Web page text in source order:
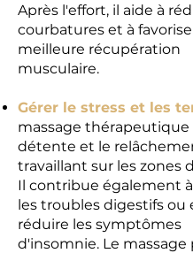
Après l'effort, il aide à
courbatures et à
meilleure récupération
musculaire.
Gérer le stress et les
massage thérapeutique
détente et le
travaillant sur les zones
Il contribue également
les troubles digestifs ou
réduire les symptômes
d'insomnie. Le massage